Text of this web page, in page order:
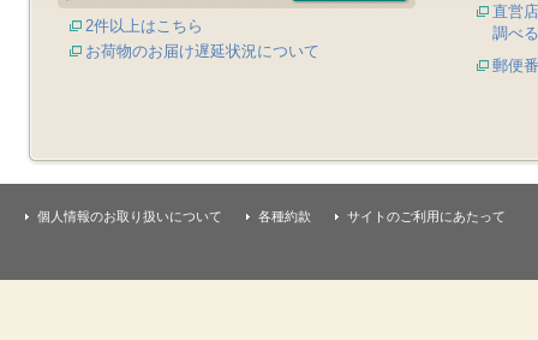
2件以上はこちら
お荷物のお届け遅延状況について
直営
調べる
郵便
個人情報のお取り扱いについて 各種約款 サイトのご利用にあたって